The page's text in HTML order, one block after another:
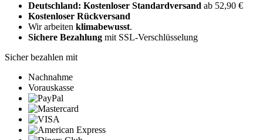
Deutschland: Kostenloser Standardversand ab 52,90 €
Kostenloser Rückversand
Wir arbeiten klimabewusst.
Sichere Bezahlung mit SSL-Verschlüsselung
Sicher bezahlen mit
Nachnahme
Vorauskasse